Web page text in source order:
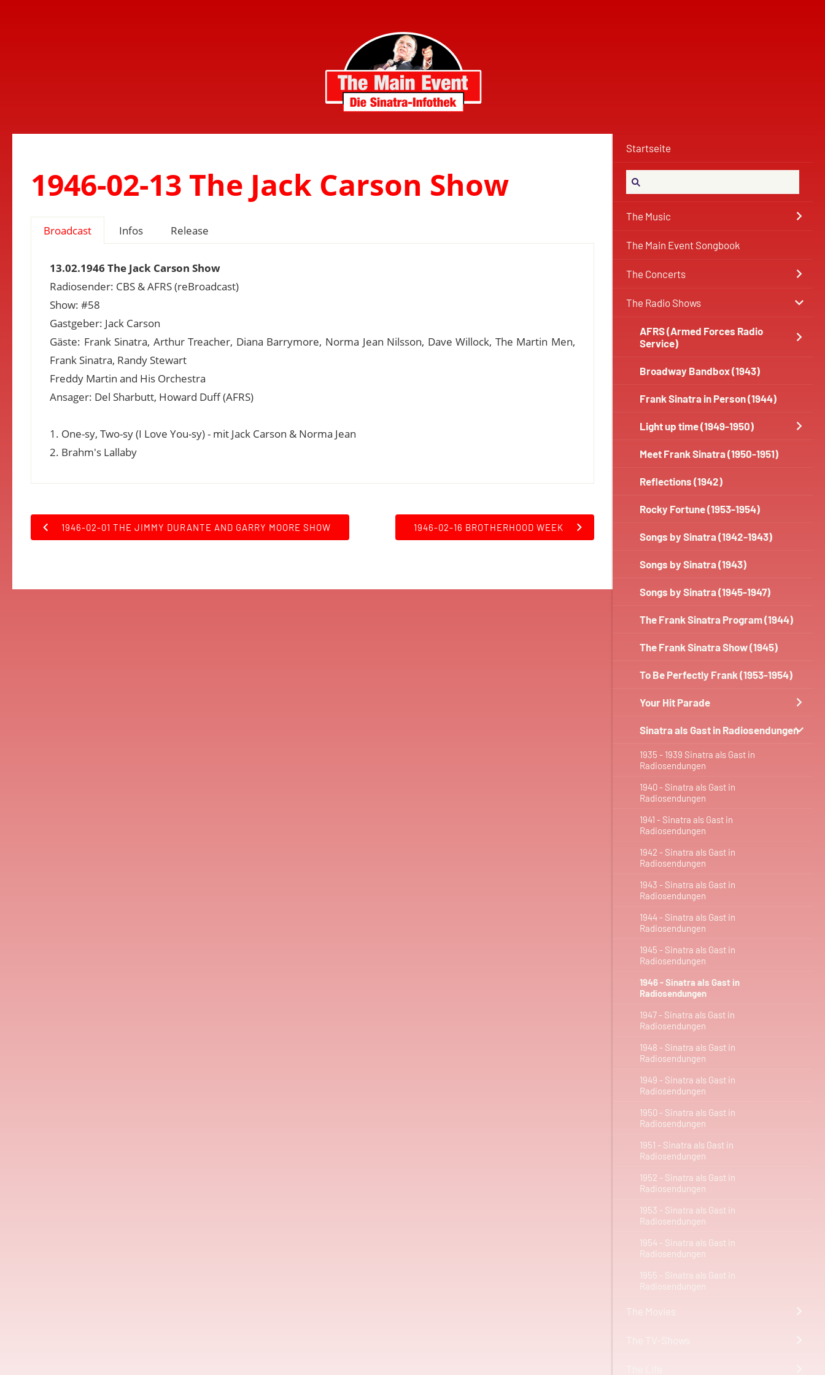
Startseite
The Music
The Main Event Songbook
The Concerts
The Radio Shows
AFRS (Armed Forces Radio
Service)
Broadway Bandbox (1943)
Frank Sinatra in Person (1944)
Light up time (1949-1950)
Meet Frank Sinatra (1950-1951)
Reflections (1942)
Rocky Fortune (1953-1954)
Songs by Sinatra (1942-1943)
Songs by Sinatra (1943)
Songs by Sinatra (1945-1947)
The Frank Sinatra Program (1944)
The Frank Sinatra Show (1945)
To Be Perfectly Frank (1953-1954)
Your Hit Parade
Sinatra als Gast in Radiosendungen
1935 - 1939 Sinatra als Gast in
Radiosendungen
1940 - Sinatra als Gast in
Radiosendungen
1941 - Sinatra als Gast in
Radiosendungen
1942 - Sinatra als Gast in
Radiosendungen
1943 - Sinatra als Gast in
Radiosendungen
1944 - Sinatra als Gast in
Radiosendungen
1945 - Sinatra als Gast in
Radiosendungen
1946 - Sinatra als Gast in
Radiosendungen
1947 - Sinatra als Gast in
Radiosendungen
1948 - Sinatra als Gast in
Radiosendungen
1949 - Sinatra als Gast in
Radiosendungen
1950 - Sinatra als Gast in
Radiosendungen
1951 - Sinatra als Gast in
Radiosendungen
1952 - Sinatra als Gast in
Radiosendungen
1953 - Sinatra als Gast in
Radiosendungen
1954 - Sinatra als Gast in
Radiosendungen
1955 - Sinatra als Gast in
Radiosendungen
The Movies
1946-02-13 The Jack Carson Show
Broadcast Infos Release
13.02.1946 The Jack Carson Show
Radiosender: CBS & AFRS (reBroadcast)
Show: #58
Gastgeber: Jack Carson
Gäste: Frank Sinatra, Arthur Treacher, Diana Barrymore, Norma Jean Nilsson, Dave Willock, The Martin Men,
Frank Sinatra, Randy Stewart
Freddy Martin and His Orchestra
Ansager: Del Sharbutt, Howard Duff (AFRS)
1. One-sy, Two-sy (I Love You-sy) - mit Jack Carson & Norma Jean
2. Brahm's Lallaby
1946-02-01 THE JIMMY DURANTE AND GARRY MOORE SHOW 1946-02-16 BROTHERHOOD WEEK